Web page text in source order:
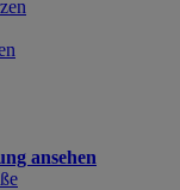
ansehen